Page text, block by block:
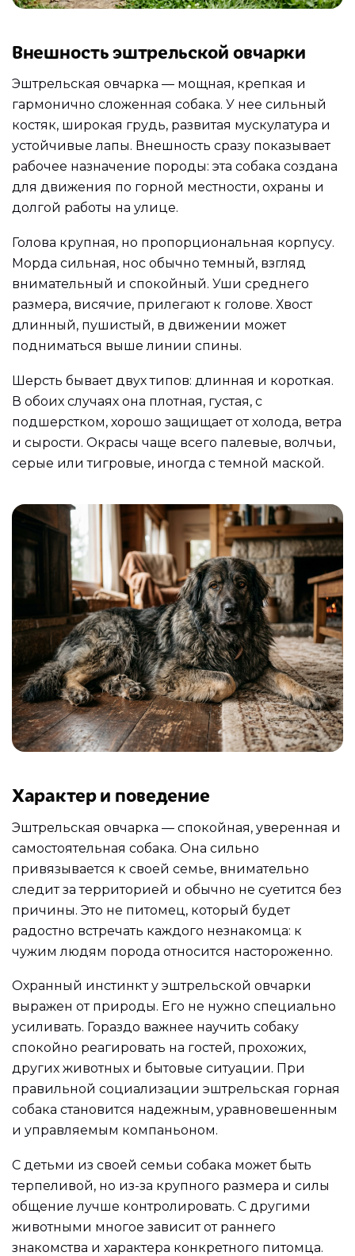
Внешность эштрельской овчарки
Эштрельская овчарка — мощная, крепкая и
гармонично сложенная собака. У нее сильный
костяк, широкая грудь, развитая мускулатура и
устойчивые лапы. Внешность сразу показывает
рабочее назначение породы: эта собака создана
для движения по горной местности, охраны и
долгой работы на улице.
Голова крупная, но пропорциональная корпусу.
Морда сильная, нос обычно темный, взгляд
внимательный и спокойный. Уши среднего
размера, висячие, прилегают к голове. Хвост
длинный, пушистый, в движении может
подниматься выше линии спины.
Шерсть бывает двух типов: длинная и короткая.
В обоих случаях она плотная, густая, с
подшерстком, хорошо защищает от холода, ветра
и сырости. Окрасы чаще всего палевые, волчьи,
серые или тигровые, иногда с темной маской.
Характер и поведение
Эштрельская овчарка — спокойная, уверенная и
самостоятельная собака. Она сильно
привязывается к своей семье, внимательно
следит за территорией и обычно не суетится без
причины. Это не питомец, который будет
радостно встречать каждого незнакомца: к
чужим людям порода относится настороженно.
Охранный инстинкт у эштрельской овчарки
выражен от природы. Его не нужно специально
усиливать. Гораздо важнее научить собаку
спокойно реагировать на гостей, прохожих,
других животных и бытовые ситуации. При
правильной социализации эштрельская горная
собака становится надежным, уравновешенным
и управляемым компаньоном.
С детьми из своей семьи собака может быть
терпеливой, но из-за крупного размера и силы
общение лучше контролировать. С другими
животными многое зависит от раннего
знакомства и характера конкретного питомца.